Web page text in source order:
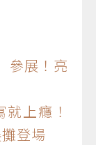
參展！亮
上癮！
登場